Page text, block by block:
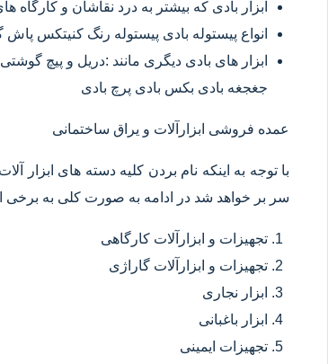
ابزار بادی که بیشتر به درد نقاشان و کارگاه
انواع پیستوله بادی پیستوله رنگ کنیتکس
ابزار های بادی دیگری مانند :دریل و پیچ
جغجغه بادی بکس بادی پرچ بادی
عمده فروشی ابزارآلات و یراق ساختمانی
با توجه به اینکه نام بردن کلیه دسته های ابزار
سر بر خواهد شد در ادامه به صورت کلی به برخی
تجهیزات و ابزارآلات کارگاهی
تجهیزات و ابزارآلات گاراژی
ابزار نجاری
ابزار باغبانی
تجهیزات ایمینی